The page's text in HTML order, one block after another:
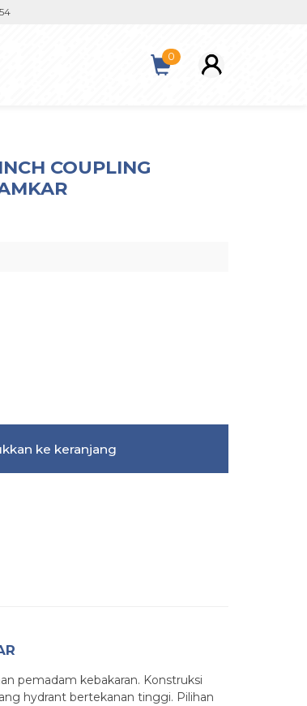
0
COUPLING
ke keranjang
pemadam kebakaran. Konstruksi
hydrant bertekanan tinggi. Pilihan